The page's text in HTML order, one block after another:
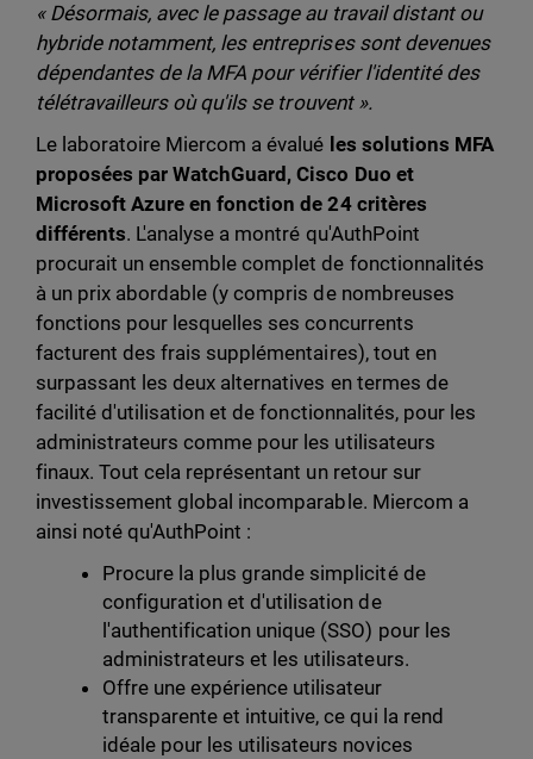
« Désormais, avec le passage au travail distant ou
hybride notamment, les entreprises sont devenues
dépendantes de la MFA pour vérifier l'identité des
télétravailleurs où qu'ils se trouvent ».
Le laboratoire Miercom a évalué les solutions MFA
proposées par WatchGuard, Cisco Duo et
Microsoft Azure en fonction de 24 critères
différents. L'analyse a montré qu'AuthPoint
procurait un ensemble complet de fonctionnalités
à un prix abordable (y compris de nombreuses
fonctions pour lesquelles ses concurrents
facturent des frais supplémentaires), tout en
surpassant les deux alternatives en termes de
facilité d'utilisation et de fonctionnalités, pour les
administrateurs comme pour les utilisateurs
finaux. Tout cela représentant un retour sur
investissement global incomparable. Miercom a
ainsi noté qu'AuthPoint :
Procure la plus grande simplicité de
configuration et d'utilisation de
l'authentification unique (SSO) pour les
administrateurs et les utilisateurs.
Offre une expérience utilisateur
transparente et intuitive, ce qui la rend
idéale pour les utilisateurs novices